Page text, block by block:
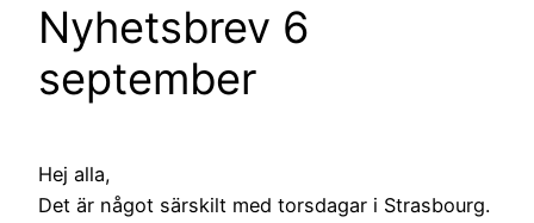
Nyhetsbrev 6
september
Hej alla,
Det är något särskilt med torsdagar i Strasbourg.